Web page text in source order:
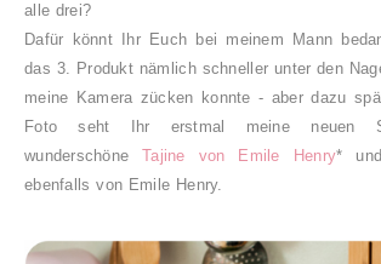
alle drei?
Dafür könnt Ihr Euch bei meinem Mann
das 3. Produkt nämlich schneller unter den
meine Kamera zücken konnte - aber dazu
Foto seht Ihr erstmal meine neuen
wunderschöneTajine von Emile Henry*
ebenfalls von Emile Henry.